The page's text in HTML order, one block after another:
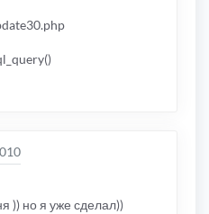
)) но я уже сделал))